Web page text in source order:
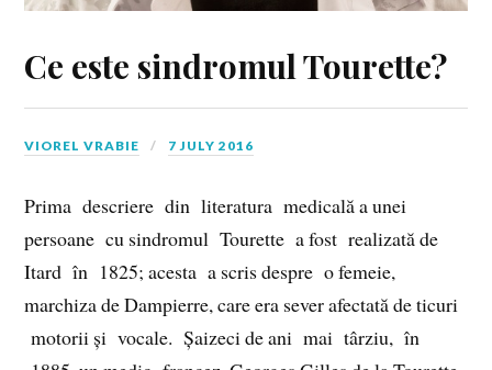
Ce este sindromul Tourette?
VIOREL VRABIE 7 JULY 2016
Prima descriere din literatura medicală a unei
persoane cu sindromul Tourette a fost realizată de
Itard în 1825; acesta a scris despre o femeie,
marchiza de Dampierre, care era sever afectată de ticuri
motorii și vocale. Șaizeci de ani mai târziu, în